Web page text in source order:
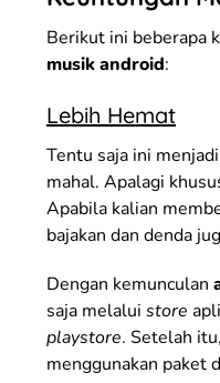
Berikut ini beberapa
musik android:
Lebih Hemat
Tentu saja ini
mahal. Apalagi
Apabila kalian
bajakan dan denda
Dengan kemunculan
saja melalui store
playstore. Setelah
menggunakan paket